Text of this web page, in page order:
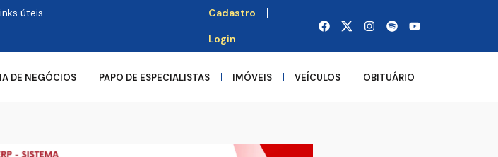
úteis Cadastro
Login
DE NEGÓCIOS PAPO DE ESPECIALISTAS IMÓVEIS VEÍCULOS OBITUÁRIO